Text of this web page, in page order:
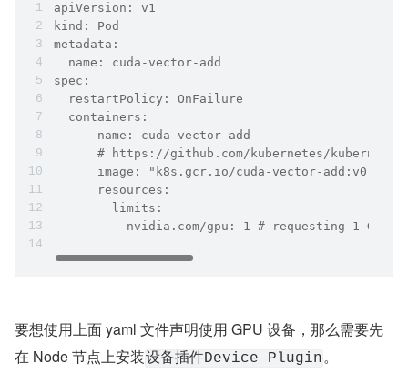
apiVersion: v1
kind: Pod
metadata:
  name: cuda-vector-add
spec:
  restartPolicy: OnFailure
  containers:
    - name: cuda-vector-add
# https://github.com/kubernetes/
      image: "k8s.gcr.io/cuda-vector-add:v0.1"
      resources:
        limits:
          nvidia.com/gpu: 1 # requesting 1 GPU
要想使用上面 yaml 文件声明使用 GPU 设备，那么需要先
在 Node 节点上安装设备插件Device Plugin。